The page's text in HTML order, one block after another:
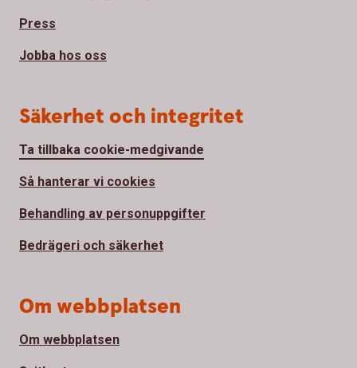
Press
Jobba hos oss
Säkerhet och integritet
Ta tillbaka cookie-medgivande
Så hanterar vi cookies
Behandling av personuppgifter
Bedrägeri och säkerhet
Om webbplatsen
Om webbplatsen